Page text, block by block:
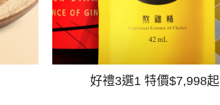
好禮3選1 特價$7,998起